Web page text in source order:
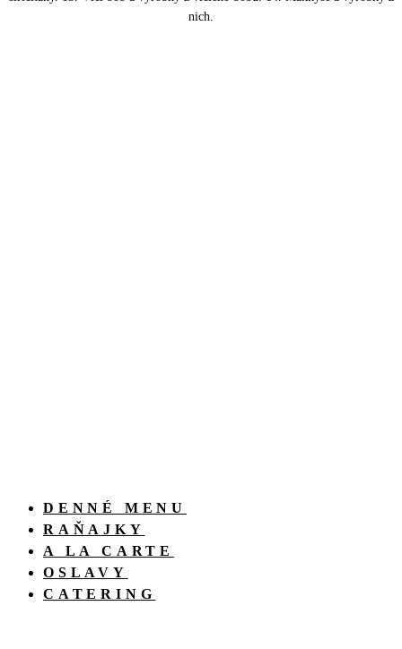
nich.
DENNÉ MENU
RAŇAJKY
A LA CARTE
OSLAVY
CATERING